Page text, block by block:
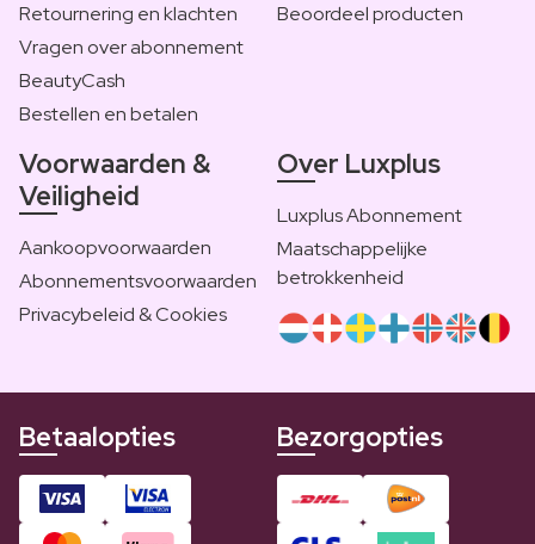
Retournering en klachten
Vragen over abonnement
BeautyCash
Bestellen en betalen
Beoordeel producten
Voorwaarden &
Veiligheid
Aankoopvoorwaarden
Abonnementsvoorwaarden
Privacybeleid & Cookies
Over Luxplus
Luxplus Abonnement
Maatschappelijke
betrokkenheid
Betaalopties Bezorgopties